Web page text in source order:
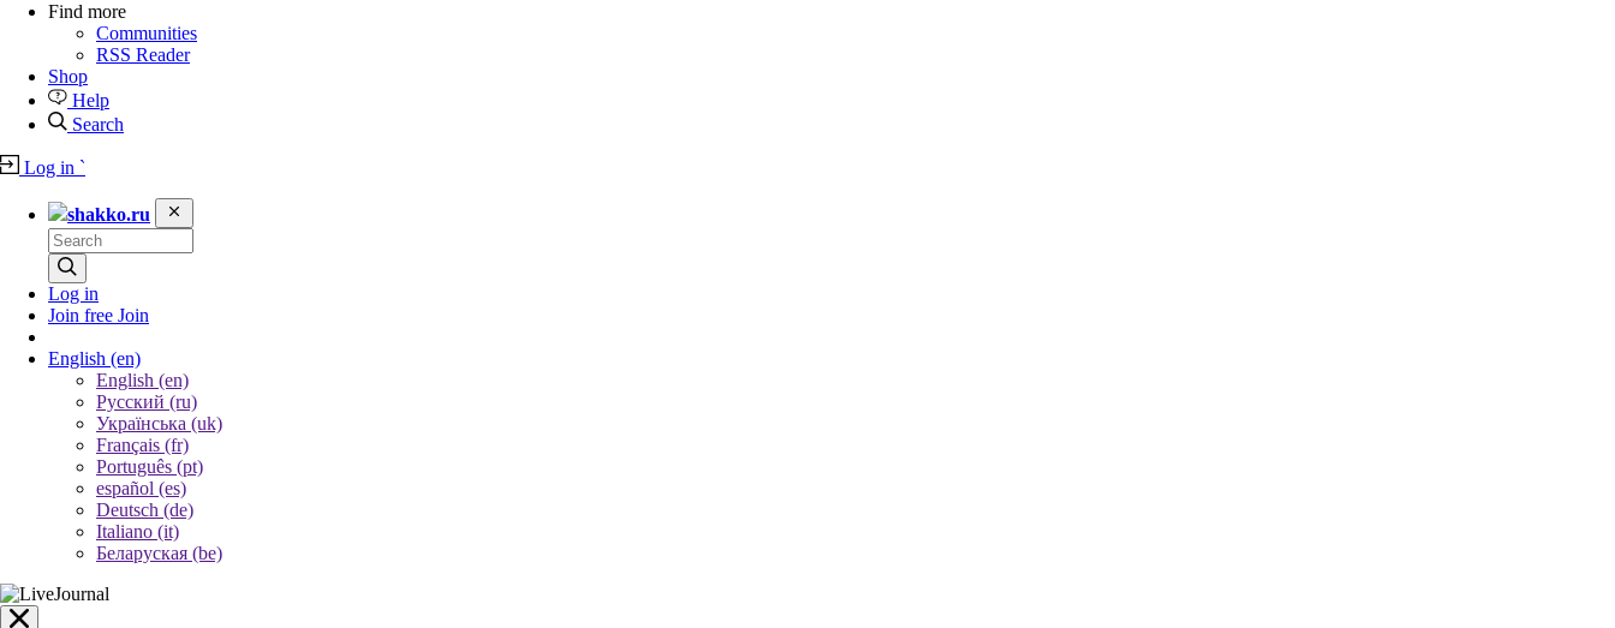
Find more
Communities
RSS Reader
Shop
Help
Search
Log in `
shakko.ru
Log in
Join free Join
English (en)
English (en)
Русский (ru)
Українська (uk)
Français (fr)
Português (pt)
español (es)
Deutsch (de)
Italiano (it)
Беларуская (be)